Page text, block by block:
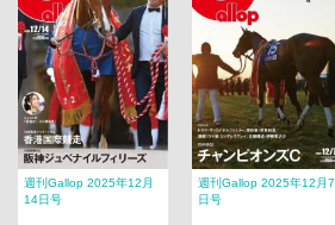
週刊Gallop 2025年12月
14日号
週刊Gallop 2025年12月7
日号